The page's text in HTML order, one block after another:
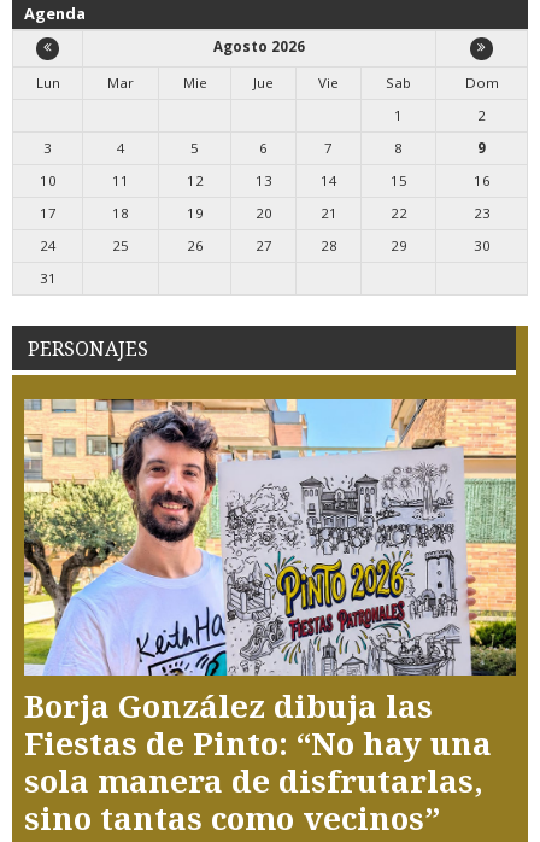
Agenda
Agosto 2026
Lun
Mar Mie Jue Vie Sab
Dom
1
2
3
4 5 6 7 8
9
10
11 12 13 14 15
16
17
18 19 20 21 22
23
24
25 26 27 28 29
30
31
PERSONAJES
Borja González dibuja las
Fiestas de Pinto: “No hay una
sola manera de disfrutarlas,
sino tantas como vecinos”